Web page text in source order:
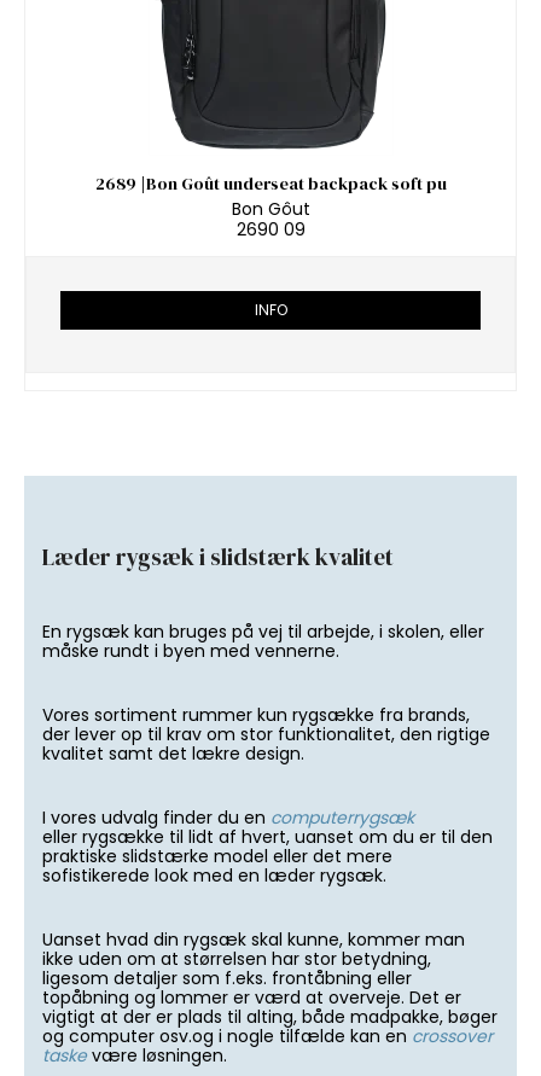
2689 |Bon Goût underseat backpack soft pu
Bon Gôut
2690 09
INFO
Læder rygsæk i slidstærk kvalitet
En rygsæk kan bruges på vej til arbejde, i skolen, eller
måske rundt i byen med vennerne.
Vores sortiment rummer kun rygsække fra brands,
der lever op til krav om stor funktionalitet, den rigtige
kvalitet samt det lækre design.
I vores udvalg finder du en computerrygsæk
eller rygsække til lidt af hvert, uanset om du er til den
praktiske slidstærke model eller det mere
sofistikerede look med en læder rygsæk.
Uanset hvad din rygsæk skal kunne, kommer man
ikke uden om at størrelsen har stor betydning,
ligesom detaljer som f.eks. frontåbning eller
topåbning og lommer er værd at overveje. Det er
vigtigt at der er plads til alting, både madpakke, bøger
og computer osv.og i nogle tilfælde kan en crossover
taskevære løsningen.